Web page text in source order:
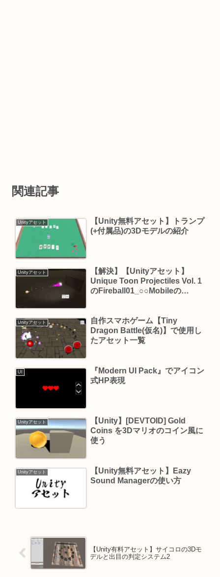
関連記事
Unityアセット
【Unity無料アセット】トランプ
(+付属品)の3Dモデルの紹介
Unityアセット
【解決】【Unityアセット】
Unique Toon Projectiles Vol. 1
のFireball01_○○Mobileの
Unityアセット
自作スマホゲーム【Tiny
Dragon Battle(仮名)】で使用し
たアセット一覧
UI
『Modern UI Pack』でアイコン
式HP表現
Unityアセット
【Unity】[DEVTOID] Gold
Coins を3Dマリオのコイン風に
使う
Unityアセット
【Unity無料アセット】Eazy
Sound Managerの使い方
【Unity有料アセット】サイコロの3Dモ
デルと出目の判定システム2